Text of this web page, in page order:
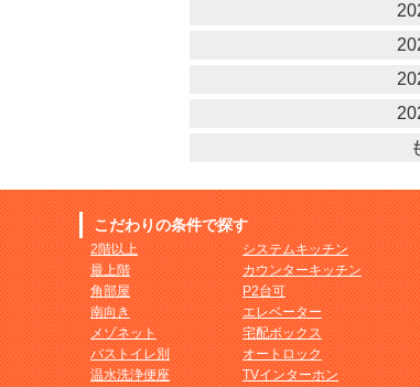
こだわりの条件で探す
2階以上
最上階
角部屋
南向き
メゾネット
バストイレ別
温水洗浄便座
システムキッチン
カウンターキッチン
P2台可
エレベーター
宅配ボックス
オートロック
TVインターホン